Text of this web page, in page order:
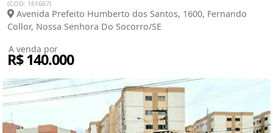
(COD: 161667)
Avenida Prefeito Humberto dos Santos, 1600, Fernando
Collor, Nossa Senhora Do Socorro/SE
A venda por
R$ 140.000